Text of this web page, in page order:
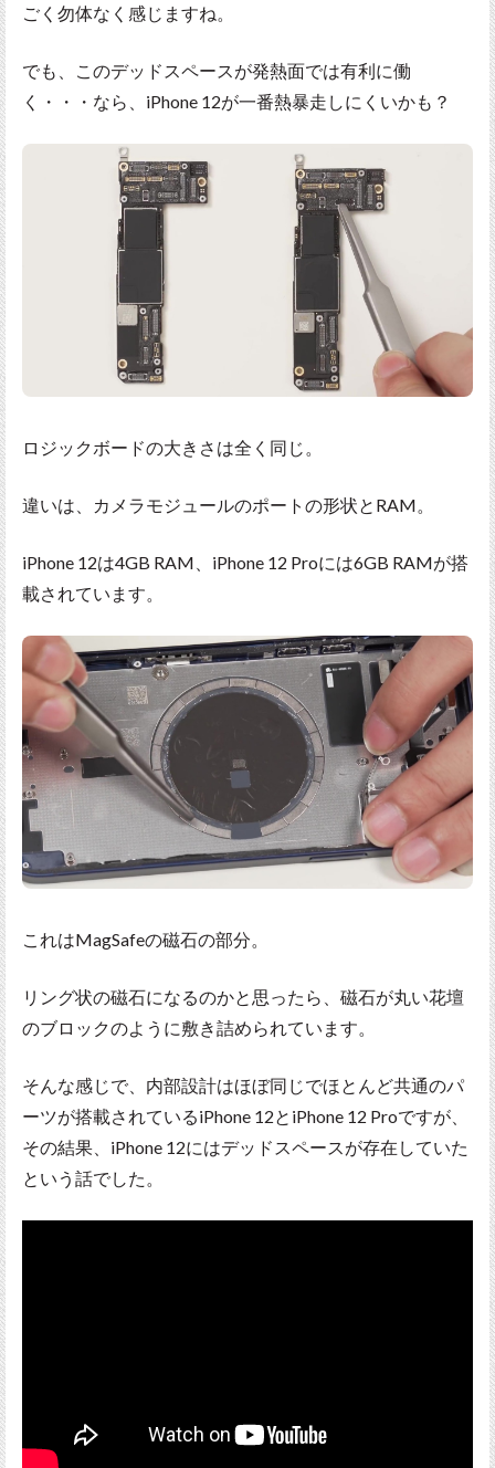
ごく勿体なく感じますね。
でも、このデッドスペースが発熱面では有利に働
く・・・なら、iPhone 12が一番熱暴走しにくいかも？
ロジックボードの大きさは全く同じ。
違いは、カメラモジュールのポートの形状とRAM。
iPhone 12は4GB RAM、iPhone 12 Proには6GB RAMが搭
載されています。
これはMagSafeの磁石の部分。
リング状の磁石になるのかと思ったら、磁石が丸い花壇
のブロックのように敷き詰められています。
そんな感じで、内部設計はほぼ同じでほとんど共通のパ
ーツが搭載されているiPhone 12とiPhone 12 Proですが、
その結果、iPhone 12にはデッドスペースが存在していた
という話でした。